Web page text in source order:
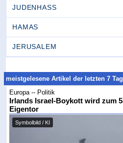
JUDENHASS
HAMAS
JERUSALEM
meistgelesene Artikel der letzten 7
Europa -- Politik
Irlands Israel-Boykott wird zum
Eigentor
Symbolbild / KI